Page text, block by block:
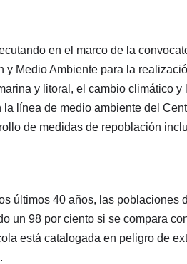
en el marco de la
y Medio Ambiente para la
y litoral, el cambio climático
línea de medio ambiente del
de medidas de repoblación
últimos 40 años, las
un 98 por ciento si se compara
está catalogada en peligro de